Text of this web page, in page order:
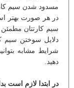
مسدود شدن سیم
در هر صورت بهتر
سیم کارتتان
دلایل سوختن سیم
شرایط مشابه
دهید.
در ابتدا لازم است